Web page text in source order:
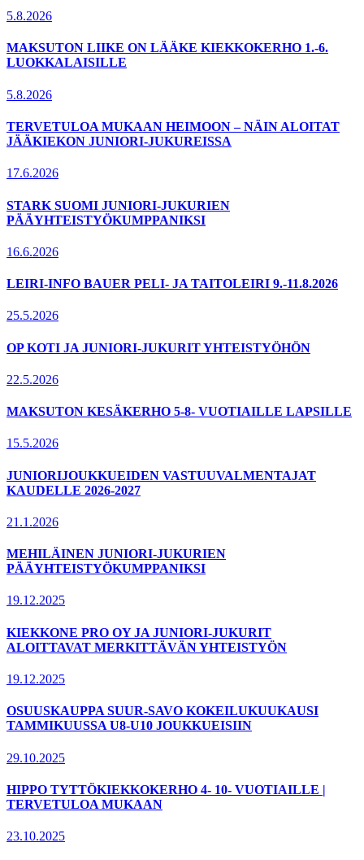
5.8.2026
MAKSUTON LIIKE ON LÄÄKE KIEKKOKERHO 1.-6.
LUOKKALAISILLE
5.8.2026
TERVETULOA MUKAAN HEIMOON – NÄIN ALOITAT
JÄÄKIEKON JUNIORI-JUKUREISSA
17.6.2026
STARK SUOMI JUNIORI-JUKURIEN
PÄÄYHTEISTYÖKUMPPANIKSI
16.6.2026
LEIRI-INFO BAUER PELI- JA TAITOLEIRI 9.-11.8.2026
25.5.2026
OP KOTI JA JUNIORI-JUKURIT YHTEISTYÖHÖN
22.5.2026
MAKSUTON KESÄKERHO 5-8- VUOTIAILLE LAPSILLE
15.5.2026
JUNIORIJOUKKUEIDEN VASTUUVALMENTAJAT
KAUDELLE 2026-2027
21.1.2026
MEHILÄINEN JUNIORI-JUKURIEN
PÄÄYHTEISTYÖKUMPPANIKSI
19.12.2025
KIEKKONE PRO OY JA JUNIORI-JUKURIT
ALOITTAVAT MERKITTÄVÄN YHTEISTYÖN
19.12.2025
OSUUSKAUPPA SUUR-SAVO KOKEILUKUUKAUSI
TAMMIKUUSSA U8-U10 JOUKKUEISIIN
29.10.2025
HIPPO TYTTÖKIEKKOKERHO 4- 10- VUOTIAILLE |
TERVETULOA MUKAAN
23.10.2025